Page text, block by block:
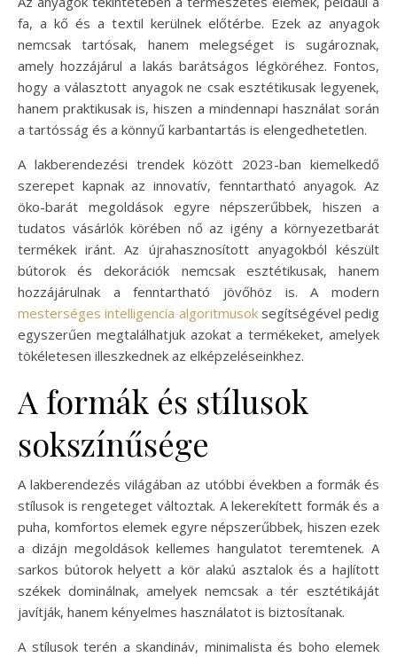
fa, a kő és a textil kerülnek előtérbe. Ezek az anyagok
nemcsak tartósak, hanem melegséget is sugároznak,
amely hozzájárul a lakás barátságos légköréhez. Fontos,
hogy a választott anyagok ne csak esztétikusak legyenek,
hanem praktikusak is, hiszen a mindennapi használat során
a tartósság és a könnyű karbantartás is elengedhetetlen.
A lakberendezési trendek között 2023-ban kiemelkedő
szerepet kapnak az innovatív, fenntartható anyagok. Az
öko-barát megoldások egyre népszerűbbek, hiszen a
tudatos vásárlók körében nő az igény a környezetbarát
termékek iránt. Az újrahasznosított anyagokból készült
bútorok és dekorációk nemcsak esztétikusak, hanem
hozzájárulnak a fenntartható jövőhöz is. A modern
mesterséges intelligencia algoritmusoksegítségével pedig
egyszerűen megtalálhatjuk azokat a termékeket, amelyek
tökéletesen illeszkednek az elképzeléseinkhez.
A formák és stílusok
sokszínűsége
A lakberendezés világában az utóbbi években a formák és
stílusok is rengeteget változtak. A lekerekített formák és a
puha, komfortos elemek egyre népszerűbbek, hiszen ezek
a dizájn megoldások kellemes hangulatot teremtenek. A
sarkos bútorok helyett a kör alakú asztalok és a hajlított
székek dominálnak, amelyek nemcsak a tér esztétikáját
javítják, hanem kényelmes használatot is biztosítanak.
A stílusok terén a skandináv, minimalista és boho elemek